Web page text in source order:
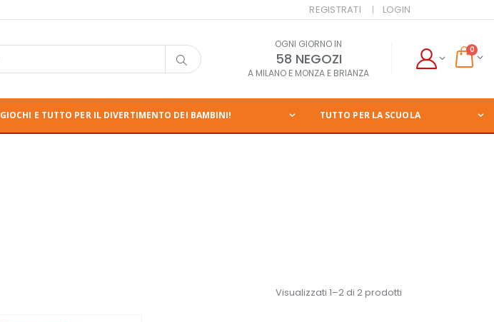
REGISTRATI LOGIN
OGNI GIORNO IN
58 NEGOZI
A MILANO E MONZA E BRIANZA
0
GIOCHI E TUTTO PER IL DIVERTIMENTO DEI BAMBINI! TUTTO PER LA SCUOLA
Visualizzati 1–2 di 2 prodotti